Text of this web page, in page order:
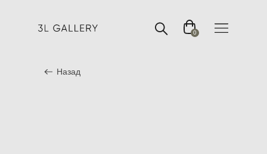
0
Назад